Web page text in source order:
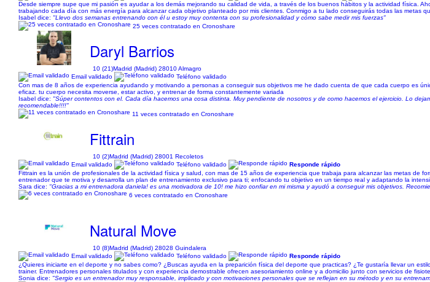
Desde siempre supe que mi pasión es ayudar a los demás mejorando su calidad de vida, a través de los buenos hábitos y la actividad física.
trabajando cada día con más energía para alcanzar cada objetivo planteado por mis clientes. Conmigo a tu lado conseguirás todas las metas
Isabel dice: "Llevo dos semanas entrenando con él u estoy muy contenta con su profesionalidad y cómo sabe medir mis fuerzas"
25 veces contratado en Cronoshare
Daryl Barrios
10 (21)Madrid (Madrid) 28010 Almagro
Email validado
Teléfono validado
Con mas de 8 años de experiencia ayudando y motivando a personas a conseguir sus objetivos me he dado cuenta de que cada cuerpo es
eficaz. tu cuerpo necesita moverse, estar activo, y entrenar de forma constantemente variada
Isabel dice: "Súper contentos con el. Cada día hacemos una cosa distinta. Muy pendiente de nosotros y de como hacemos el ejercicio. Lo
recomendable!!!!"
11 veces contratado en Cronoshare
Fittrain
10 (2)Madrid (Madrid) 28001 Recoletos
Email validado
Teléfono validado
Responde rápido
Fittrain es la unión de profesionales de la actividad física y salud, con mas de 15 años de experiencia que trabaja para alcanzar las metas de
entrenador que te motiva y desarrolla un plan de entrenamiento exclusivo para ti; enfocando tu objetivo en un tiempo real y adaptando la
Sara dice: "Gracias a mi entrenadora daniela! es una motivadora de 10! me hizo confiar en mi misma y ayudó a conseguir mis objetivos.
6 veces contratado en Cronoshare
Natural Move
10 (8)Madrid (Madrid) 28028 Guindalera
Email validado
Teléfono validado
Responde rápido
¿Quieres iniciarte en el deporte y no sabes como? ¿Buscas ayuda en la preparición física del deporte que practicas? ¿Te gustaría llevar un
trainer. Entrenadores personales titulados y con experiencia demostrable ofrecen asesoriamiento online y a domicilio junto con servicios de
Sonia dice: "Sergio es un entrenador muy responsable, implicado y con motivaciones personales que se reflejan en su método y en su